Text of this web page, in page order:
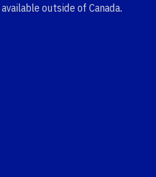
outside of Canada.